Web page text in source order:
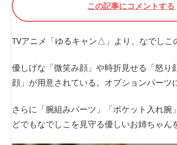
この記事にコメントする
TVアニメ「ゆるキャン△」より、なでしこ
優しげな「微笑み顔」や時折見せる「怒
顔」が用意されている。オプションパーツ
さらに「腕組みパーツ」「ポケット入れ
どでもなでしこを見守る優しいお姉ちゃん